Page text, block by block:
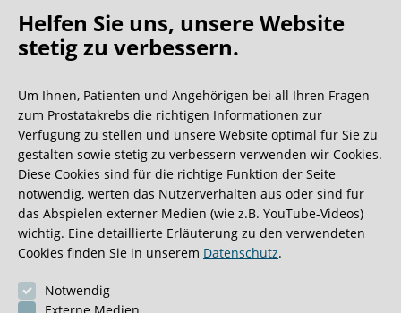
Oh what a ride!
Wir bekommen ja viele tolle Gästebucheinträge,
aber dieser ist doch sehr ungewöhnlich.
0:40 Minuten
Helfen Sie uns, unsere Website
stetig zu verbessern.
Um Ihnen, Patienten und Angehörigen bei all Ihren Fragen
zum Prostatakrebs die richtigen Informationen zur
Verfügung zu stellen und unsere Website optimal für Sie zu
gestalten sowie stetig zu verbessern verwenden wir Cookies.
Diese Cookies sind für die richtige Funktion der Seite
notwendig, werten das Nutzerverhalten aus oder sind für
das Abspielen externer Medien (wie z.B. YouTube-Videos)
wichtig. Eine detaillierte Erläuterung zu den verwendeten
Cookies finden Sie in unserem Datenschutz.
Notwendig